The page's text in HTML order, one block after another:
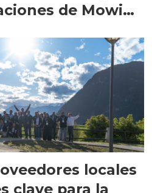
de Mowi
locales
clave para la